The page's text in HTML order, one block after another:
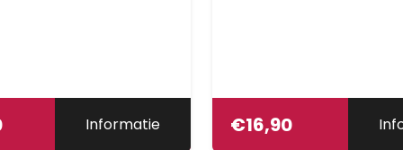
goedkeur
Informatie €16,90